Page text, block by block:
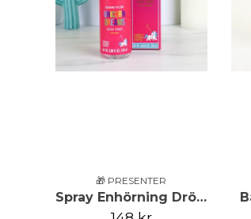
🎁 PRESENTER
Spray Enhörning Drömmar